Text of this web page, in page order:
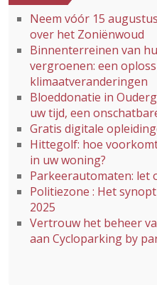
Neem vóór 15
over het Zoniënwoud
Binnenterreinen van
vergroenen: een
klimaatveranderingen
Bloeddonatie in
uw tijd, een
Gratis digitale
Hittegolf: hoe
in uw woning?
Parkeerautomaten: let
Politiezone : Het
2025
Vertrouw het beheer
aan Cycloparking by